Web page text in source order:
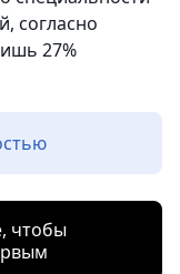
согласно
27%
чтобы